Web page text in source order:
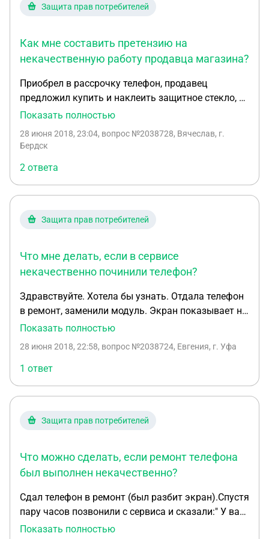
Защита прав потребителей
Как мне составить претензию на
некачественную работу продавца магазина?
Приобрел в рассрочку телефон, продавец
предложил купить и наклеить защитное стекло, я
согласился, сразу видимых замечаний не было, но
местах. При обращении в магазин, мне сказали
них нет и когда появится неизвестно. Подскажите,
как правильно составить претензию и что мне
вообще делать, прошла уже неделя после моего
первого обращения.
Показать полностью
28 июня 2018, 23:04, вопрос №2038728, Вячеслав, г.
Бердск
2 ответа
Защита прав потребителей
Что мне делать, если в сервисе
некачественно починили телефон?
Здравствуйте. Хотела бы узнать. Отдала телефон
в ремонт, заменили модуль. Экран показывает не
ярко, полосы на дисплее, прозрачный текст
делать в такой ситуации.
Показать полностью
28 июня 2018, 22:58, вопрос №2038724, Евгения, г. Уфа
1 ответ
Защита прав потребителей
Что можно сделать, если ремонт телефона
был выполнен некачественно?
Сдал телефон в ремонт (был разбит экран).Спустя
пару часов позвонили с сервиса и сказали:" У вас
дорогой телефон, недавно вышедший,..., ремонт
Показать полностью